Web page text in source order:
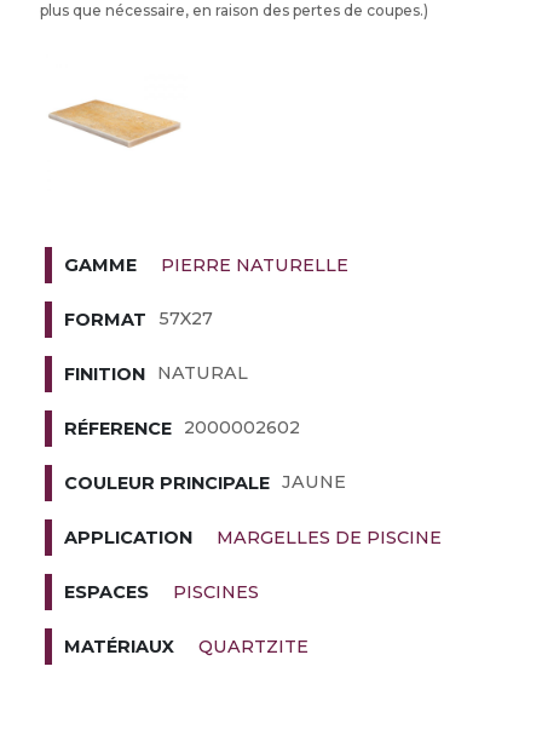
plus que nécessaire, en raison des pertes de coupes.)
GAMME PIERRE NATURELLE
FORMAT 57X27
FINITION NATURAL
RÉFERENCE 2000002602
COULEUR PRINCIPALE JAUNE
APPLICATION MARGELLES DE PISCINE
ESPACES PISCINES
MATÉRIAUX QUARTZITE